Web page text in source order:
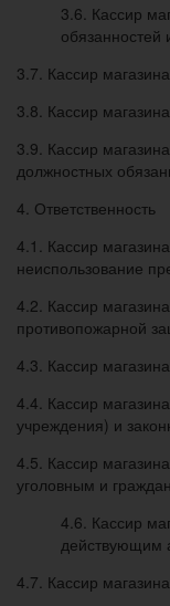
3.6. Кассир
обязанностей
3.7. Кассир
3.8. Кассир
3.9. Кассир
должностных
4. Ответственность
4.1. Кассир
неиспользование
4.2. Кассир
противопожарной
4.3. Кассир
4.4. Кассир
учреждения) и
4.5. Кассир
уголовным и
4.6. Кассир
действующим
4.7. Кассир